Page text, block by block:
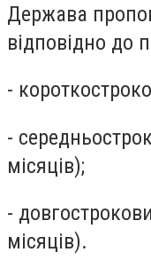
Держава
відповідно до
-
-
місяців);
-
місяців).